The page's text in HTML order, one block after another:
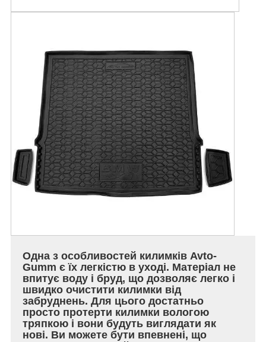
Одна з особливостей килимків Avto-
Gumm є їх легкістю в уході. Матеріал не
впитує воду і бруд, що дозволяє легко і
швидко очистити килимки від
забруднень. Для цього достатньо
просто протерти килимки вологою
тряпкою і вони будуть виглядати як
нові. Ви можете бути впевнені, що